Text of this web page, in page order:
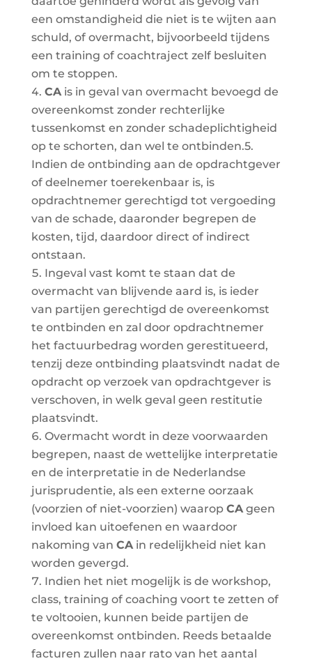
een omstandigheid die niet is te wijten aan
schuld, of overmacht, bijvoorbeeld tijdens
een training of coachtraject zelf besluiten
om te stoppen.
CAis in geval van overmacht bevoegd de
overeenkomst zonder rechterlijke
tussenkomst en zonder schadeplichtigheid
op te schorten, dan wel te ontbinden.5.
Indien de ontbinding aan de opdrachtgever
of deelnemer toerekenbaar is, is
opdrachtnemer gerechtigd tot vergoeding
van de schade, daaronder begrepen de
kosten, tijd, daardoor direct of indirect
ontstaan.
Ingeval vast komt te staan dat de
overmacht van blijvende aard is, is ieder
van partijen gerechtigd de overeenkomst
te ontbinden en zal door opdrachtnemer
het factuurbedrag worden gerestitueerd,
tenzij deze ontbinding plaatsvindt nadat de
opdracht op verzoek van opdrachtgever is
verschoven, in welk geval geen restitutie
plaatsvindt.
Overmacht wordt in deze voorwaarden
begrepen, naast de wettelijke interpretatie
en de interpretatie in de Nederlandse
jurisprudentie, als een externe oorzaak
(voorzien of niet-voorzien) waarop CAgeen
invloed kan uitoefenen en waardoor
nakoming van CAin redelijkheid niet kan
worden gevergd.
Indien het niet mogelijk is de workshop,
class, training of coaching voort te zetten of
te voltooien, kunnen beide partijen de
overeenkomst ontbinden. Reeds betaalde
facturen zullen naar rato van het aantal